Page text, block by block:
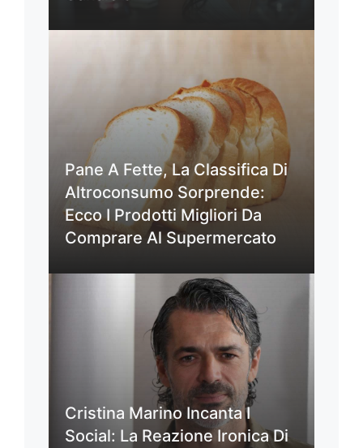
Pane A Fette, La Classifica Di
Altroconsumo Sorprende:
Ecco I Prodotti Migliori Da
Comprare Al Supermercato
Cristina Marino Incanta I
Social: La Reazione Ironica Di